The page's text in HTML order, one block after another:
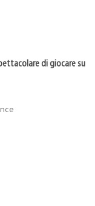
di giocare su